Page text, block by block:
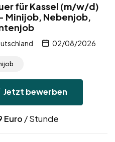
für Kassel (m/w/d)
Minijob, Nebenjob,
02/08/2026
Jetzt bewerben
Euro / Stunde